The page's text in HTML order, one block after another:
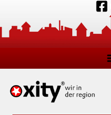
springen